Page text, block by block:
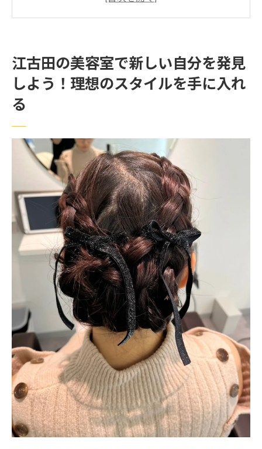
江古田で人気のヘアスタイルを試してみよ
容室
江古田の美容室で叶える理想のイメージチ
経験豊富なスタイリストがいる江古田の美
容室
美容室で自分らしさを引き出す方法江古田で叶
える理想のヘアスタイル
江古田で見つける自分らしいスタイルの探
し方
個性を活かしたヘアデザインを提供する江
古田の美容室
江古田の美容室でのカウンセリングの活用
法
新しい自分を見つけるための江古田の美容
室選び
江古田の美容室で叶えるナチュラルな美し
さ
江古田で理想のスタイルを実現するための
ヒント
江古田の美容室で新しい自分を発見
しよう！理想のスタイルを手に入れ
る